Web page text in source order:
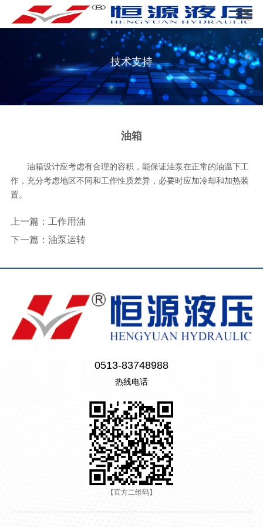
技术支持
油箱
油箱设计应考虑有合理的容积，能保证油泵在正常的油温下工
作，充分考虑地区不同和工作性质差异，必要时应加冷却和加热装
置。
上一篇： 工作用油
下一篇： 油泵运转
0513-83748988
热线电话
【官方二维码】